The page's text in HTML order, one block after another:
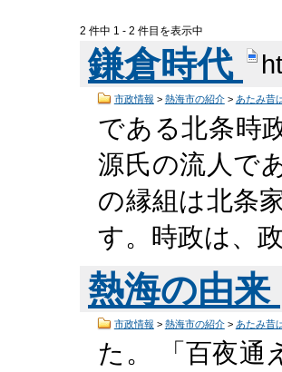
2 件中 1 - 2 件目を表示中
鎌倉時代
市政情報 > 熱海市の紹介> あたみ昔
である北条時
源氏の流人で
の縁組は北条
す。時政は、
熱海の由来
市政情報 > 熱海市の紹介> あたみ昔
た。 「百夜通